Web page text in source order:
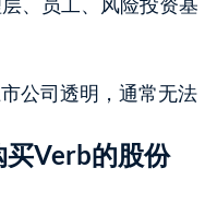
公司透明，通常无法
Verb的股份